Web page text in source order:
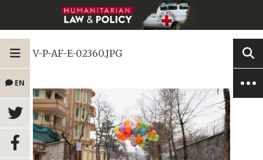
EN
V-P-AF-E-02360.JPG